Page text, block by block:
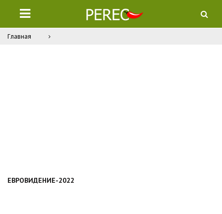
Главная
ЕВРОВИДЕНИЕ-2022